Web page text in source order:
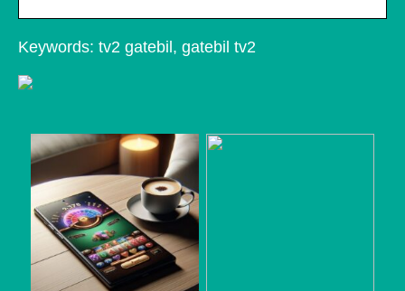
Keywords: tv2 gatebil, gatebil tv2